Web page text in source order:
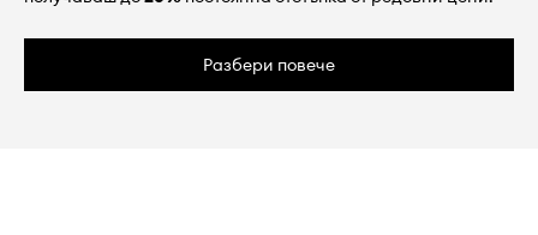
Разбери повече